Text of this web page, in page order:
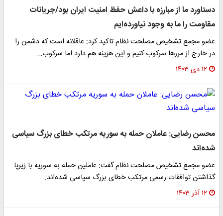
دستاورد ما از مبارزه با داعش حفظ امنیت ایران بود/جریانات
مقاومت را ما به وجود نیاورده‌ایم
عضو مجمع تشخیص مصلحت نظام تاکید کرد: عاقلانه است که دشمن را
در خارج از مرزها سرکوب کنیم و این هزینه هم دارد اما سرکوب…
۱۲ دی ۱۴۰۳
محسن رضایی: عاملان حمله به سوریه مرتکب خطای بزرگ سیاسی
شده‌اند
عضو مجمع تشخیص مصلحت نظام گفت: عاملین حمله به سوریه با زیرپا
گذاشتن توافقات رسمی مرتکب خطای بزرگ سیاسی شده‌اند.
۱۲ آذر ۱۴۰۳